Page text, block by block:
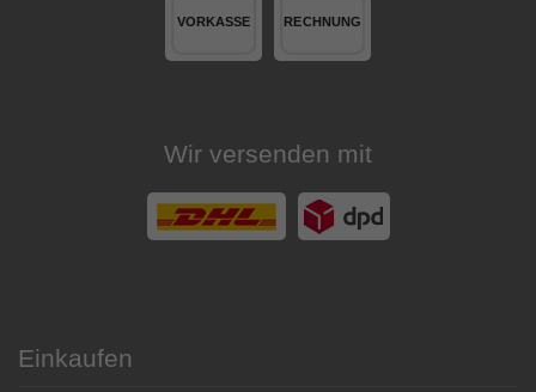
Wir versenden mit
Einkaufen